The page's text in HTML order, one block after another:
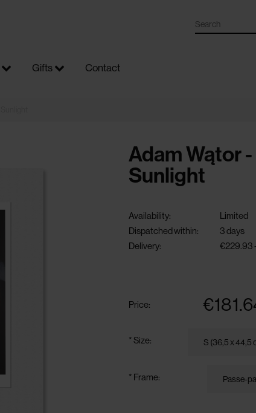
Gifts Contact
Adam Wątor
Sunlight
Availability:
Limited
Dispatched within:
3 days
Delivery:
€229.93
Price:
*Size:
* Frame: